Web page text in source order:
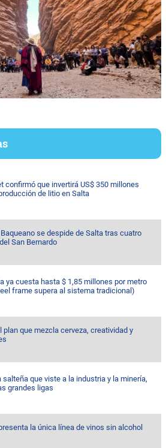
confirmó que invertirá US$ 350 millones
de litio en Salta
se despide de Salta tras cuatro
San Bernardo
ya cuesta hasta $ 1,85 millones por metro
frame supera al sistema tradicional)
plan que mezcla cerveza, creatividad y
salteña que viste a la industria y la minería,
grandes ligas
la única línea de vinos sin alcohol